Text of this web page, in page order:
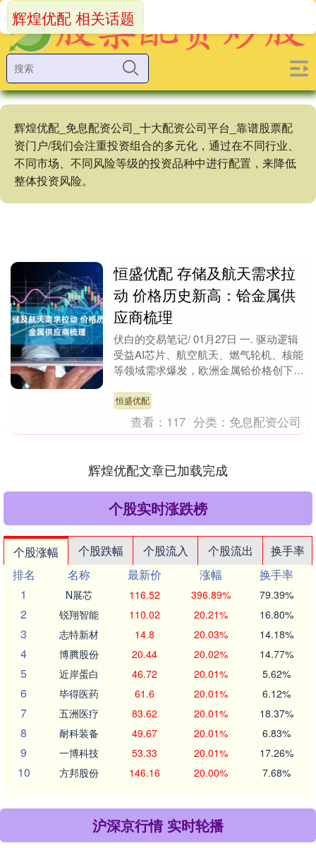
辉煌优配_免息配资公司_十大配资公司平台_靠谱股票配
资门户/我们会注重投资组合的多元化，通过在不同行业、
不同市场、不同风险等级的投资品种中进行配置，来降低
整体投资风险。
辉煌优配 相关话题
恒盛优配 存储及航天需求拉
动 价格历史新高：铪金属供
应商梳理
伏白的交易笔记/ 01月27日 一. 驱动逻辑
受益AI芯片、航空航天、燃气轮机、核能
等领域需求爆发，欧洲金属铪价格创下历
恒盛优配
查看： 117 分类： 免息配资公司
辉煌优配文章已加载完成
个股实时涨跌榜
个股涨幅 个股跌幅 个股流入 个股流出
换手率
排名
名称 最新价 涨幅
换手率
1
N展芯 116.52 396.89% 79.39%
2 锐翔智能 110.02 20.21% 16.80%
3 志特新材 14.8 20.03% 14.18%
4 博腾股份 20.44 20.02% 14.77%
5 近岸蛋白 46.72 20.01% 5.62%
6 毕得医药 61.6 20.01% 6.12%
7 五洲医疗 83.62 20.01% 18.37%
8 耐科装备 49.67 20.01% 6.83%
9 一博科技 53.33 20.01% 17.26%
10 方邦股份 146.16 20.00% 7.68%
沪深京行情 实时轮播